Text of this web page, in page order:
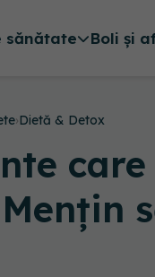
sănătate Boli și
›Dietă & Detox